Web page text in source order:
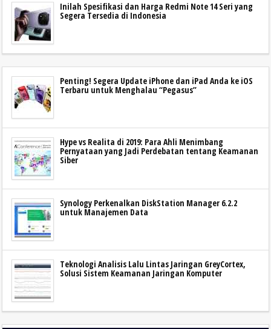
Inilah Spesifikasi dan Harga Redmi Note 14 Seri yang
Segera Tersedia di Indonesia
Penting! Segera Update iPhone dan iPad Anda ke iOS
Terbaru untuk Menghalau “Pegasus”
Hype vs Realita di 2019: Para Ahli Menimbang
Pernyataan yang Jadi Perdebatan tentang Keamanan
Siber
Synology Perkenalkan DiskStation Manager 6.2.2
untuk Manajemen Data
Teknologi Analisis Lalu Lintas Jaringan GreyCortex,
Solusi Sistem Keamanan Jaringan Komputer